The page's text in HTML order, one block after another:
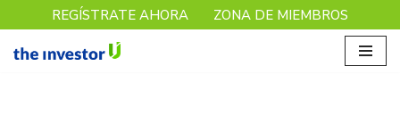
Saltar
REGÍSTRATE AHORA ZONA DE MIEMBROS